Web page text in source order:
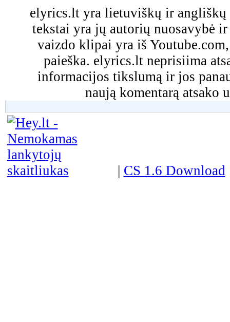
elyrics.lt yra lietuviškų ir angliškų
tekstai yra jų autorių nuosavybė
vaizdo klipai yra iš
paieška. elyrics.lt neprisiima
informacijos tikslumą ir jos
naują komentarą atsako
| CS 1.6 Download